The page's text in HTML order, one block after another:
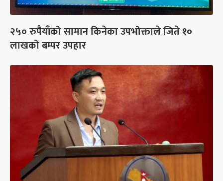
२५० रुपैयाँको सामान किनेका उपभोक्ताले जिते १०
लाखको बम्पर उपहार